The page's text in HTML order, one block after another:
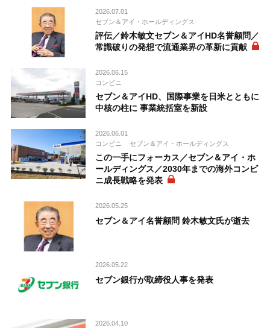
2026.07.01
セブン＆アイ・ホールディングス
評伝／鈴木敏文セブン＆アイHD名誉顧問／
常識破りの発想で流通業界の革新に貢献
2026.06.15
コンビニ
セブン＆アイHD、国際事業を日米とともに
中核の柱に 事業統括室を新設
2026.06.01
コンビニ
セブン＆アイ・ホールディングス
この一手にフォーカス／セブン＆アイ・ホ
ールディングス／2030年までの海外コンビ
ニ成長戦略を発表
2026.05.25
セブン＆アイ名誉顧問 鈴木敏文氏が逝去
2026.05.22
セブン銀行が取締役人事を発表
2026.04.10